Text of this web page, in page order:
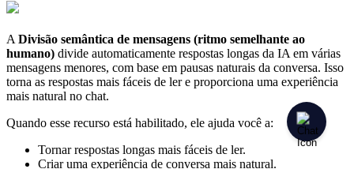
A Divisão semântica de mensagens (ritmo semelhante ao
humano) divide automaticamente respostas longas da IA em várias
mensagens menores, com base em pausas naturais da conversa. Isso
torna as respostas mais fáceis de ler e proporciona uma experiência
mais natural no chat.
Quando esse recurso está habilitado, ele ajuda você a:
Tornar respostas longas mais fáceis de ler.
Criar uma experiência de conversa mais natural.